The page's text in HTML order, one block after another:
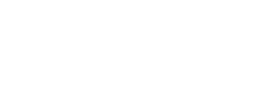
магазин
сайт по самым низким
недорого